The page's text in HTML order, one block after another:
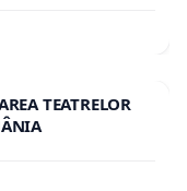
TEATRELOR